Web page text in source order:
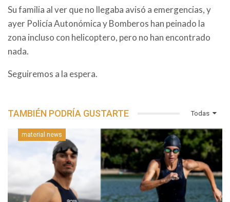
Su familia al ver que no llegaba avisó a emergencias, y
ayer Policía Autonómica y Bomberos han peinado la
zona incluso con helicoptero, pero no han encontrado
nada.
Seguiremos a la espera.
Todas
TAMBIÉN PODRÍA GUSTARTE
material news